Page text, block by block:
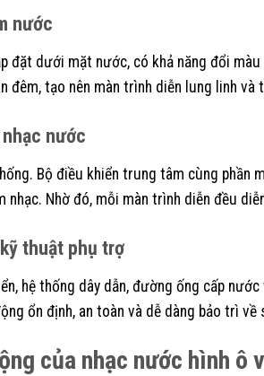
nước
đặt dưới mặt nước, có khả năng đổi
đêm, tạo nên màn trình diễn lung linh và
nước
Bộ điều khiển trung tâm cùng phần
nhạc. Nhờ đó, mỗi màn trình diễn đều
thuật phụ trợ
hệ thống dây dẫn, đường ống cấp
ổn định, an toàn và dễ dàng bảo trì về
của nhạc nước hình ô